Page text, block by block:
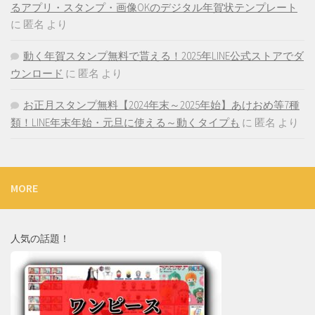
るアプリ・スタンプ・画像OKのデジタル年賀状テンプレート
に 匿名 より
動く年賀スタンプ無料で貰える！2025年LINE公式ストアでダ
ウンロード に 匿名 より
お正月スタンプ無料【2024年末～2025年始】あけおめ等7種
類！LINE年末年始・元旦に使える～動くタイプも に 匿名 より
MORE
人気の話題！